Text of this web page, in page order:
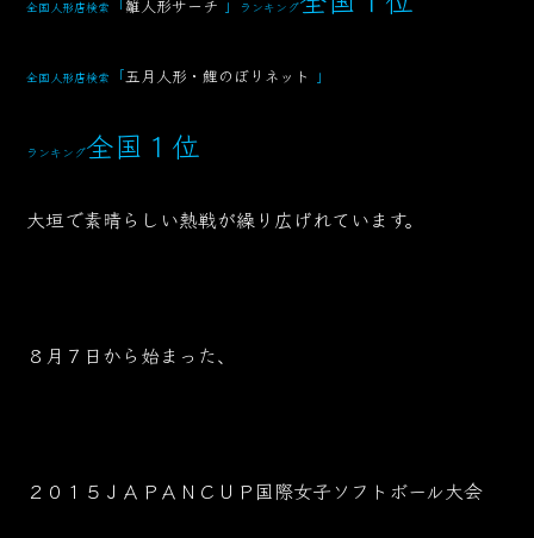
全国人形店検索 「雛人形サーチ 」 ランキング
全国人形店検索 「五月人形・鯉のぼりネット 」
ランキング全国１位
大垣で素晴らしい熱戦が繰り広げれています。
８月７日から始まった、
２０１５ＪＡＰＡＮＣＵＰ国際女子ソフトボール大会